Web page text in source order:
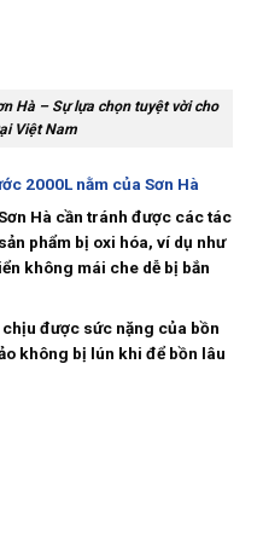
Hà – Sự lựa chọn tuyệt vời cho
Việt Nam
2000L nằm của Sơn Hà
Hà cần tránh được các tác
phẩm bị oxi hóa, ví dụ như
không mái che dễ bị bắn
được sức nặng của bồn
không bị lún khi để bồn lâu